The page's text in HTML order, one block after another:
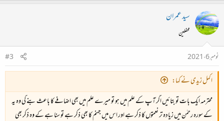
سید عمران
محفلین
نومبر 6، 2021
#3
اکمل زیدی نے کہا:
محترمہ ایک بات تو بتائیں اگر آپ کے علم میں ہو تو میرے علم میں بھی اضافے کا باعث بنے گی وہ یہ
کے سورہ رحمٰن میں زیادہ تر نعمتوں کا ذکر ہے اور اس میں جہنم کا بھی ذکر ہے تو سنا ہے کے وہ ذکر بھی